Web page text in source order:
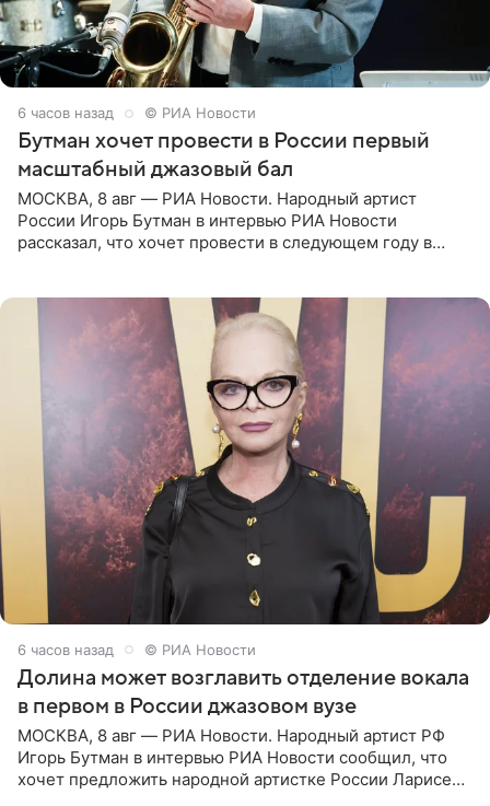
6 часов назад © РИА Новости
Бутман хочет провести в России первый
масштабный джазовый бал
МОСКВА, 8 авг — РИА Новости. Народный артист
России Игорь Бутман в интервью РИА Новости
рассказал, что хочет провести в следующем году в
6 часов назад © РИА Новости
Долина может возглавить отделение вокала
в первом в России джазовом вузе
МОСКВА, 8 авг — РИА Новости. Народный артист РФ
Игорь Бутман в интервью РИА Новости сообщил, что
хочет предложить народной артистке России Ларисе